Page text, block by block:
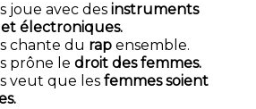
joue avec desinstruments
électroniques.
chante du rap ensemble.
prône le droit des femmes.
veut que lesfemmes soient